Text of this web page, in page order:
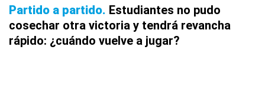
Partido a partido Estudiantes no pudo
cosechar otra victoria y tendrá revancha
rápido: ¿cuándo vuelve a jugar?